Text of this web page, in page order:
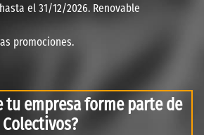
el 31/12/2026. Renovable
promociones.
tu empresa forme parte de
Colectivos?